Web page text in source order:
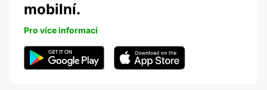
mobilní.
Pro více informací